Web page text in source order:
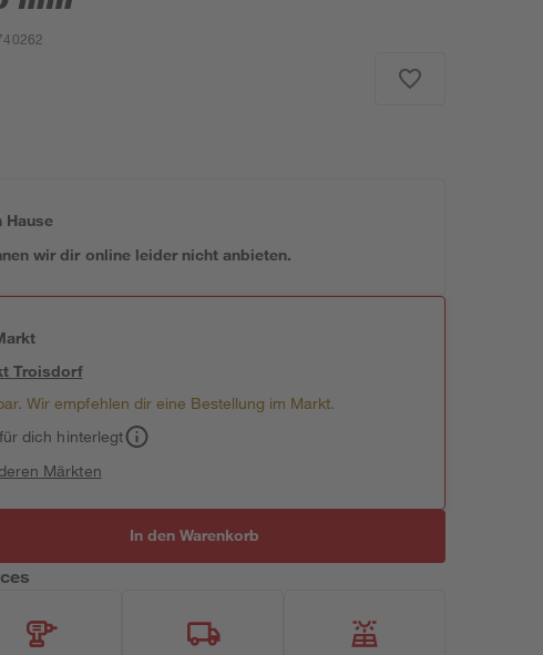
Hause
wir dir online leider nicht anbieten.
Troisdorf
Wir empfehlen dir eine Bestellung im Markt.
dich hinterlegt
Märkten
In den Warenkorb